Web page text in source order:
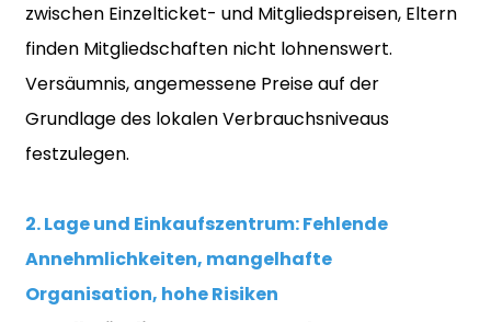
zwischen Einzelticket- und Mitgliedspreisen, Eltern
finden Mitgliedschaften nicht lohnenswert.
Versäumnis, angemessene Preise auf der
Grundlage des lokalen Verbrauchsniveaus
festzulegen.
2. Lage und Einkaufszentrum: Fehlende
Annehmlichkeiten, mangelhafte
Organisation, hohe Risiken